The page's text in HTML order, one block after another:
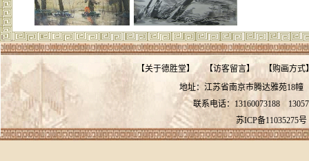
【关于德胜堂】 【访客留言】 【购画方式
地址：江苏省南京市腾达雅苑
联系电话：13160073188
苏ICP备11035275号